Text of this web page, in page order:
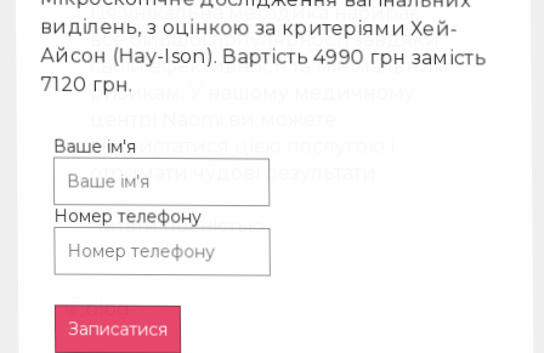
Ця унікальна методика набирає
все більшої популярності завдяки
своїй ефективності та мінімальним
ризикам. У нашому медичному
скористатися цією послугою і
отримати чудові результати.
Читати повнiстью
Номер телефону